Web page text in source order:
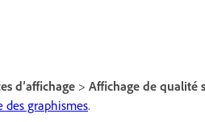
d’affichage > Affichage de qualité
des graphismes.